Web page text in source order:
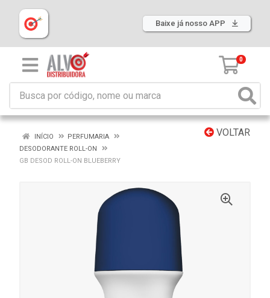
Baixe já nosso APP
0
VOLTAR
INÍCIO
PERFUMARIA
DESODORANTE ROLL-ON
GB DESOD ROLL-ON BLUEBERRY